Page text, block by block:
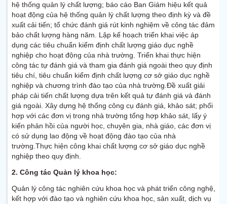
hệ thống quản lý chất lượng; báo cáo Ban Giám hiệu kết quả
hoạt động của hệ thống quản lý chất lượng theo định kỳ và đề
xuất cải tiến; tổ chức đánh giá rút kinh nghiệm về công tác đảm
bảo chất lượng hàng năm. Lập kế hoạch triển khai việc áp
dụng các tiêu chuẩn kiểm định chất lượng giáo dục nghề
nghiệp cho hoạt động của nhà trường. Triển khai thực hiện
công tác tự đánh giá và tham gia đánh giá ngoài theo quy định
tiêu chí, tiêu chuẩn kiểm định chất lượng cơ sở giáo dục nghề
nghiệp và chương trình đào tạo của nhà trường.Đề xuất giải
pháp cải tiến chất lượng dựa trên kết quả tự đánh giá và đánh
giá ngoài. Xây dựng hệ thống công cụ đánh giá, khảo sát; phối
hợp với các đơn vị trong nhà trường tổng hợp khảo sát, lấy ý
kiến phản hồi của người học, chuyên gia, nhà giáo, các đơn vị
có sử dụng lao động về hoạt động đào tạo của nhà
trường.Thực hiện công khai chất lượng cơ sở giáo dục nghề
nghiệp theo quy định.
2. Công tác Quản lý khoa học:
Quản lý công tác nghiên cứu khoa học và phát triển công nghệ,
kết hợp với đào tạo và nghiên cứu khoa học, sản xuất, dịch vụ